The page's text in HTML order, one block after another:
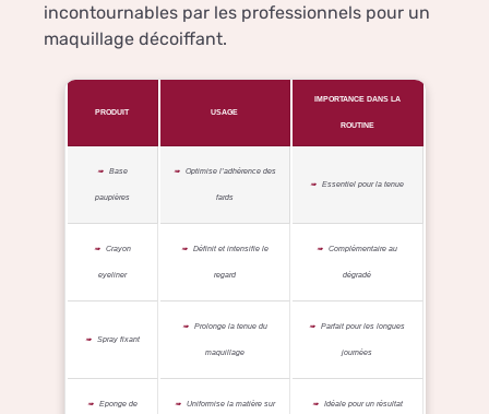
incontournables par les professionnels pour un
maquillage décoiffant.
PRODUIT USAGE
IMPORTANCE DANS LA
ROUTINE
Base
paupières
Optimise l’adhérence des
fards
Essentiel pour la tenue
Crayon
eyeliner
Définit et intensifie le
regard
Complémentaire au
dégradé
Spray fixant
Prolonge la tenue du
maquillage
Parfait pour les longues
journées
Eponge de Uniformise la matière sur Idéale pour un résultat